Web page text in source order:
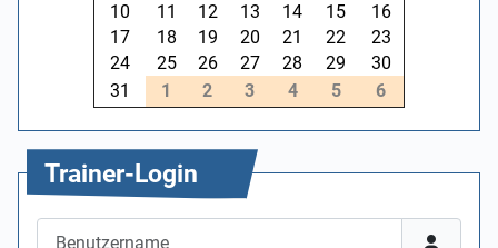
10
11 12 13 14 15
16
17
18 19 20 21 22
23
24
25 26 27 28 29
30
31
1 2 3 4 5 6
Trainer-Login